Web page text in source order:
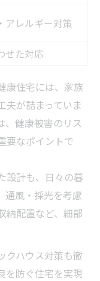
アレルギー対策
せた対応
康住宅には、家族
夫が詰まっていま
、健康被害のリス
要なポイントで
設計も、日々の暮
通風・採光を考慮
納配置など、細部
クハウス対策も徹
を防ぐ住宅を実現